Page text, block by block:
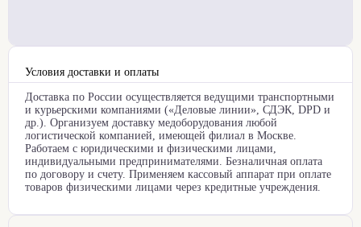
Условия доставки и оплаты
Доставка по России осуществляется ведущими транспортными
и курьерскими компаниями («Деловые линии», СДЭК, DPD и
др.). Организуем доставку медоборудования любой
логистической компанией, имеющей филиал в Москве.
Работаем с юридическими и физическими лицами,
индивидуальными предпринимателями. Безналичная оплата
по договору и счету. Применяем кассовый аппарат при оплате
товаров физическими лицами через кредитные учреждения.